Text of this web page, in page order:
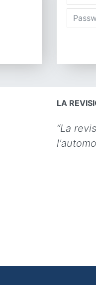
LA
“La